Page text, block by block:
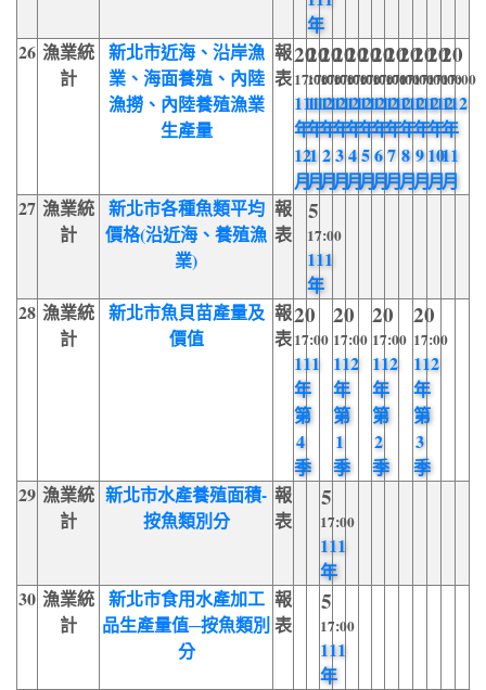
年
26 漁業統
計
新北市近海、沿岸漁
業、海面養殖、內陸
漁撈、內陸養殖漁業
生產量
報
表
20
17:00
111
年
12
月
20
17:00
112
年
1
月
20
17:00
112
年
2
月
20
17:00
112
年
3
月
20
17:00
112
年
4
月
20
17:00
112
年
5
月
20
17:00
112
年
6
月
20
17:00
112
年
7
月
20
17:00
112
年
8
月
20
17:00
112
年
9
月
20
17:00
112
年
10
月
20
17:00
112
年
11
月
27 漁業統
計
新北市各種魚類平均
價格(沿近海、養殖漁
業)
報
表
5
17:00
111
年
28 漁業統
計
新北市魚貝苗產量及
價值
報
表
20
17:00
111
年
第
4
季
20
17:00
112
年
第
1
季
20
17:00
112
年
第
2
季
20
17:00
112
年
第
3
季
29 漁業統
計
新北市水產養殖面積-
按魚類別分
報
表
5
17:00
111
年
30 漁業統
計
新北市食用水產加工
品生產量值─按魚類別
分
報
表
5
17:00
111
年